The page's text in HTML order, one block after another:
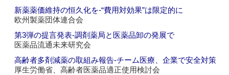
新薬薬価維持の恒久化を‐“費用対効果”は限定的に
欧州製薬団体連合会
第3弾の提言発表‐調剤薬局と医薬品卸の発展で
医薬品流通未来研究会
高齢者多剤減薬の取組み報告‐チーム医療、企業で安全対策
厚生労働省、高齢者医薬品適正使用検討会